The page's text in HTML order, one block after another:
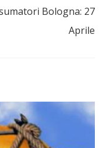
Bologna: 27
Aprile